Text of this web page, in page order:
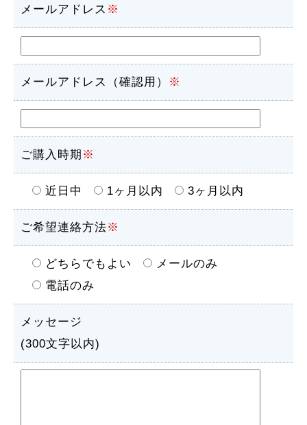
メールアドレス ※
メールアドレス（確認用） ※
ご購入時期 ※
近日中 1ヶ月以内 3ヶ月以内
ご希望連絡方法※
どちらでもよい
メールのみ
電話のみ
メッセージ
(300文字以内)